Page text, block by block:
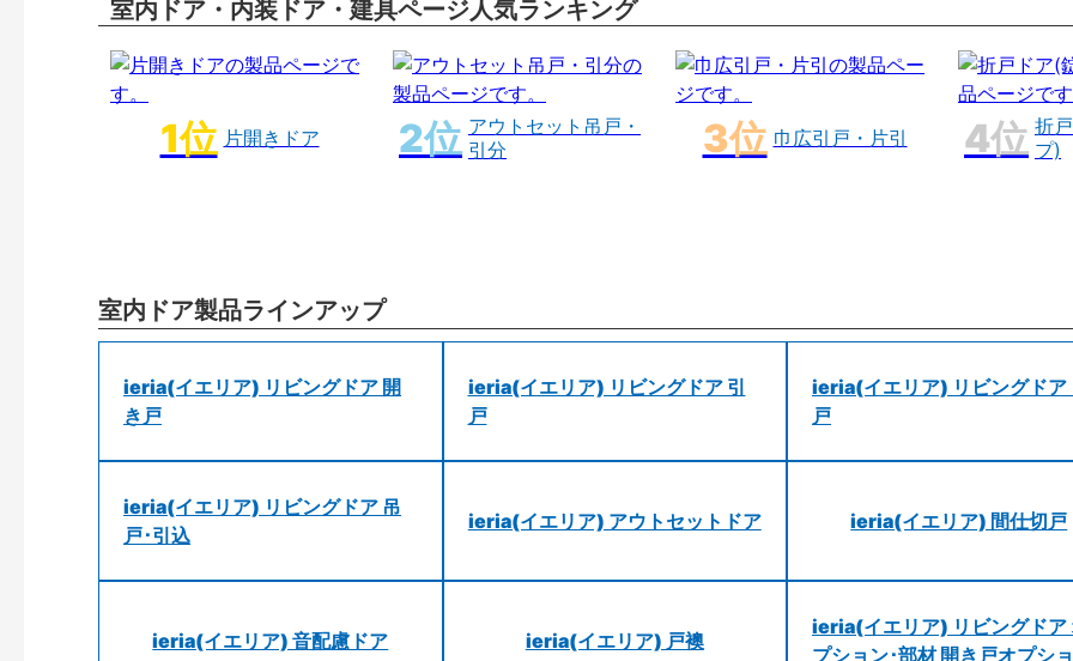
室内ドア・内装ドア・建具ページ人気ランキング
片開きドア
アウトセット吊戸・
引分
巾広引戸・片引
折
プ)
室内ドア製品ラインアップ
ieria(イエリア) リビングドア 開
き戸
ieria(イエリア) リビングドア 引
戸
ieria(イエリア) リビングドア
戸
ieria(イエリア) リビングドア 吊
戸･引込
ieria(イエリア) アウトセットドア ieria(イエリア) 間仕切戸
ieria(イエリア) 音配慮ドア ieria(イエリア) 戸襖
ieria(イエリア) リビングドア
プション･部材 開き戸オプシ